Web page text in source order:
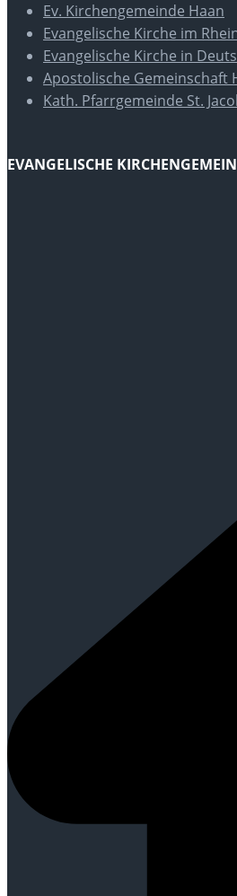
Ev. Kirchengemeinde Haan
Evangelische Kirche im
Evangelische Kirche in
Apostolische Gemeinschaft
Kath. Pfarrgemeinde St.
EVANGELISCHE